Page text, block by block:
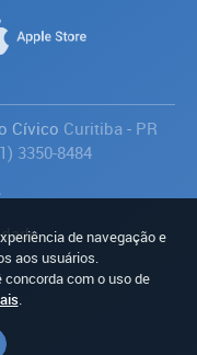
Cívico Curitiba - PR
3350-8484
de navegação e
aos usuários.
com o uso de
.